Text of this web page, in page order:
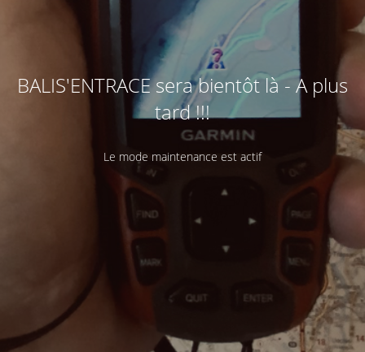
BALIS'ENTRACE sera bientôt là - A plus
tard !!!
Le mode maintenance est actif